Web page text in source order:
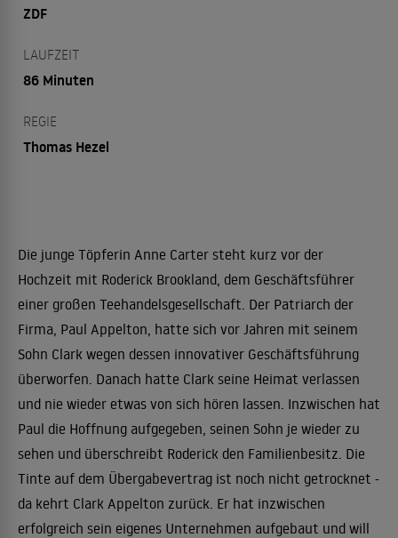
ZDF
LAUFZEIT
86 Minuten
REGIE
Thomas Hezel
Die junge Töpferin Anne Carter steht kurz vor der
Hochzeit mit Roderick Brookland, dem Geschäftsführer
einer großen Teehandelsgesellschaft. Der Patriarch der
Firma, Paul Appelton, hatte sich vor Jahren mit seinem
Sohn Clark wegen dessen innovativer Geschäftsführung
überworfen. Danach hatte Clark seine Heimat verlassen
und nie wieder etwas von sich hören lassen. Inzwischen hat
Paul die Hoffnung aufgegeben, seinen Sohn je wieder zu
sehen und überschreibt Roderick den Familienbesitz. Die
Tinte auf dem Übergabevertrag ist noch nicht getrocknet -
da kehrt Clark Appelton zurück. Er hat inzwischen
erfolgreich sein eigenes Unternehmen aufgebaut und will